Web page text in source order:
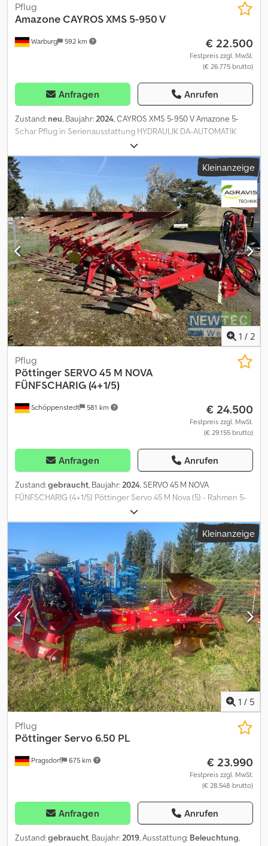
Warburg 592 km
Pflug
AmazoneCAYROS XMS 5-950 V
€ 22.500
Festpreis zzgl. MwSt.
(€ 26.775 brutto)
Anfragen Anrufen
Zustand: neu, Baujahr:2024, CAYROS XMS 5-950 V Amazone 5-
Schar Pflug in Serienausstattung HYDRAULIK DA-AUTOMATIK
XMS RAHMENEINSCHWENKUNG MIT SCHW.KOLBEN Chsdew N
Eibopfx Ad Ioa C-PLUS PFLUGKOERPER WXL430 PAAR MIT
LANGER ANLAGE WECHSELSPITZENSCHAR WXM43 CAYROS
PAAR SCHNEKLLKUPPELACHSE KAT 3 ZU XM UND XMS
SCHULTERMASS 965 MM 36MM ANLAGENSCHONER CAYROS
PAAR VORSCHÄLER M0 RH82 RH90 ANLAGENSECH FÜR
PFLUGKÖRPER ABSTREIFER ZU PENDELRAD MB CAYROS
BELEUCHTUNG VORBEREITUNG KIT
Kleinanzeige
1 / 2
Schöppenstedt 581 km
Pflug
Pöttinger SERVO 45 M NOVA
FÜNFSCHARIG (4+1/5)
€ 24.500
Festpreis zzgl. MwSt.
(€ 29.155 brutto)
Anfragen Anrufen
Zustand:gebraucht, Baujahr: 2024, SERVO 45 M NOVA
FÜNFSCHARIG (4+1/5) Pöttinger Servo 45 M Nova (5) - Rahmen 5-
scharig durchgängig - Rahmenhöhe 80 cm - Körperabstand 95
cm - Anbauachse Kat. III Codpfxszlva Ij Ad Isha -
Transportsicherung SERVO 4000 - Rahmeneinschwenkzylinder
SERVO 4000 - Streifenkörper 38 WWS - Schar 18" Wendemeißel
DURASTAR - Anlagenschoner hinten - Scheibensech letzter
Körper (Scheibensechtype auswählen) - Scheibensech 500
gezackt gefedert lang - Schwenkausleger hydraulisch für Packer
- Transportpendelrad vorgezogen 780 x 340 (340/50 x 16)
mechanisch - Konsole VTPR Standard SERVO 4000
Kleinanzeige
1 / 5
Pragsdorf 675 km
Pflug
Pöttinger Servo 6.50 PL
€ 23.990
Festpreis zzgl. MwSt.
(€ 28.548 brutto)
Anfragen Anrufen
Zustand:gebraucht, Baujahr:2019, Ausstattung: Beleuchtung,